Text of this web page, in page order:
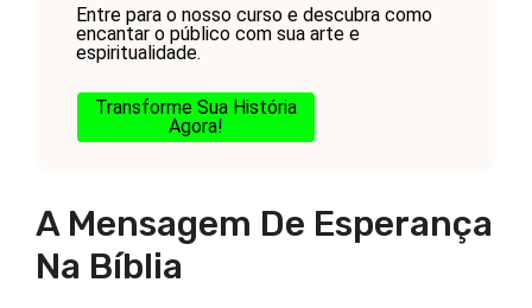
Entre para o nosso curso e descubra como
encantar o público com sua arte e
espiritualidade.
Transforme Sua História
Agora!
A Mensagem De Esperança
Na Bíblia